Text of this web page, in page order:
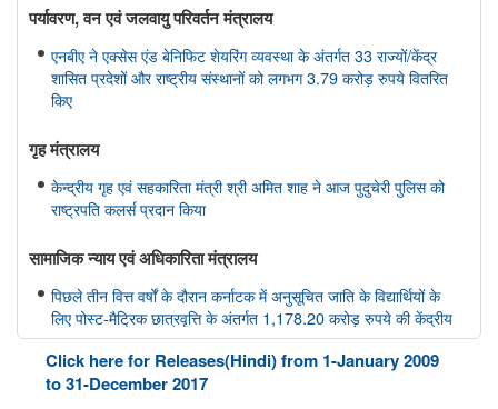
पर्यावरण, वन एवं जलवायु परिवर्तन मंत्रालय
एनबीए ने एक्सेस एंड बेनिफिट शेयरिंग व्यवस्था के अंतर्गत 33 राज्यों/केंद्र
शासित प्रदेशों और राष्ट्रीय संस्थानों को लगभग 3.79 करोड़ रुपये वितरित
किए
गृह मंत्रालय
केन्द्रीय गृह एवं सहकारिता मंत्री श्री अमित शाह ने आज पुदुचेरी पुलिस को
राष्ट्रपति कलर्स प्रदान किया
सामाजिक न्‍याय एवं अधिकारिता मंत्रालय
पिछले तीन वित्त वर्षों के दौरान कर्नाटक में अनुसूचित जाति के विद्यार्थियों के
लिए पोस्ट-मैट्रिक छात्रवृत्ति के अंतर्गत 1,178.20 करोड़ रुपये की केंद्रीय
हिस्सेदारी जारी
आर्थिक बाधाओं से लेकर शैक्षिक आकांक्षाओं तक: छात्रवृत्ति सहायता ने गणेश
कुमार को बी.टेक की पढ़ाई पूरी करने में कैसे मदद की
Click here for Releases(Hindi) from 1-January 2009
to 31-December 2017